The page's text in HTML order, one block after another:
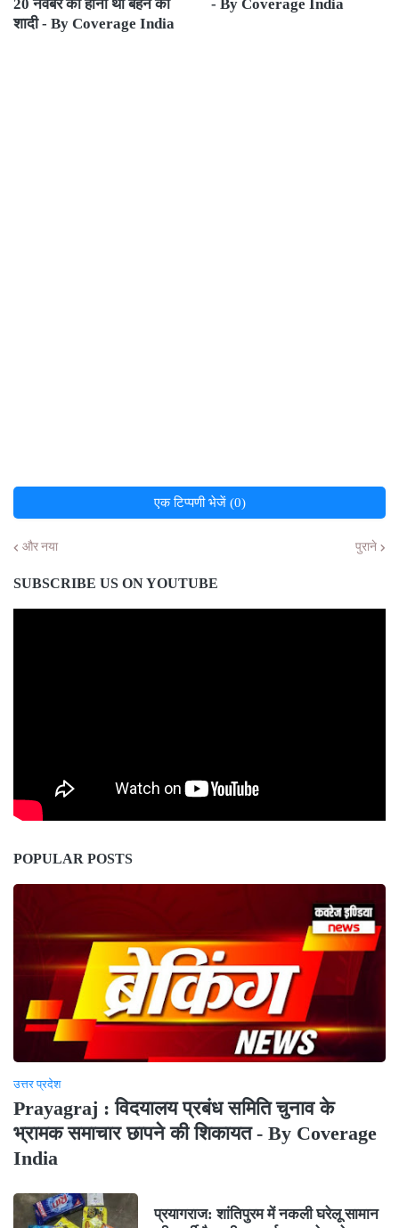
20 नवंबर को होनी थी बहन की
शादी - By Coverage India
- By Coverage India
एक टिप्पणी भेजें (0)
और नया पुराने
SUBSCRIBE US ON YOUTUBE
POPULAR POSTS
उत्तर प्रदेश
Prayagraj : विदयालय प्रबंध समिति चुनाव के
भ्रामक समाचार छापने की शिकायत - By Coverage
India
प्रयागराज: शांतिपुरम में नकली घरेलू सामान